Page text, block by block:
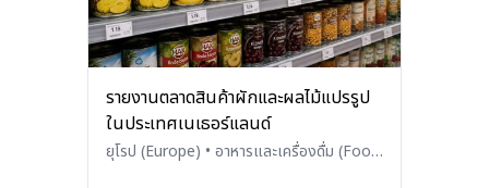
รายงานตลาดสินค้าผักและผลไม้แปรรูป
ในประเทศเนเธอร์แลนด์
ยุโรป (Europe) • อาหารและเครื่องดื่ม (Food